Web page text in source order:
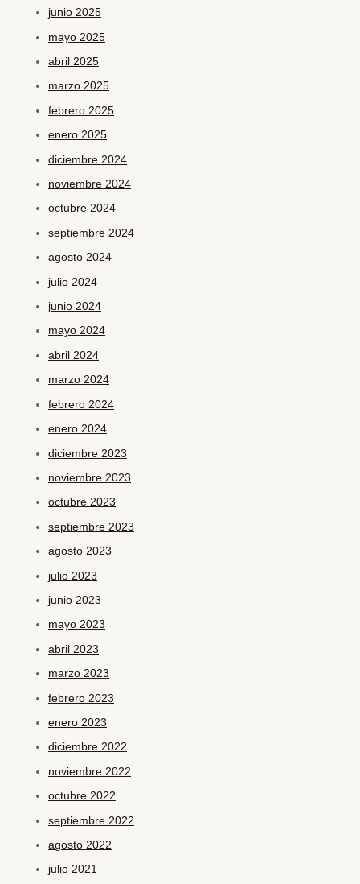
junio 2025
mayo 2025
abril 2025
marzo 2025
febrero 2025
enero 2025
diciembre 2024
noviembre 2024
octubre 2024
septiembre 2024
agosto 2024
julio 2024
junio 2024
mayo 2024
abril 2024
marzo 2024
febrero 2024
enero 2024
diciembre 2023
noviembre 2023
octubre 2023
septiembre 2023
agosto 2023
julio 2023
junio 2023
mayo 2023
abril 2023
marzo 2023
febrero 2023
enero 2023
diciembre 2022
noviembre 2022
octubre 2022
septiembre 2022
agosto 2022
julio 2021